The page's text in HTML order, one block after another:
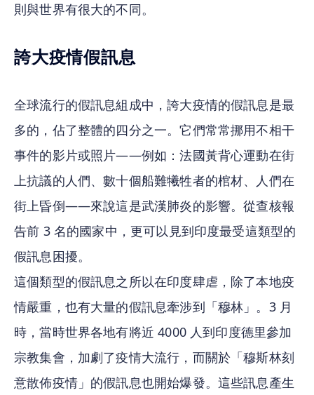
則與世界有很大的不同。
誇大疫情假訊息
全球流行的假訊息組成中，誇大疫情的假訊息是最
多的，佔了整體的四分之一。它們常常挪用不相干
事件的影片或照片——例如：法國黃背心運動在街
上抗議的人們、數十個船難犧牲者的棺材、人們在
街上昏倒——來說這是武漢肺炎的影響。從查核報
告前 3 名的國家中，更可以見到印度最受這類型的
假訊息困擾。
這個類型的假訊息之所以在印度肆虐，除了本地疫
情嚴重，也有大量的假訊息牽涉到「穆林」。3 月
時，當時世界各地有將近 4000 人到印度德里參加
宗教集會，加劇了疫情大流行，而關於「穆斯林刻
意散佈疫情」的假訊息也開始爆發。這些訊息產生